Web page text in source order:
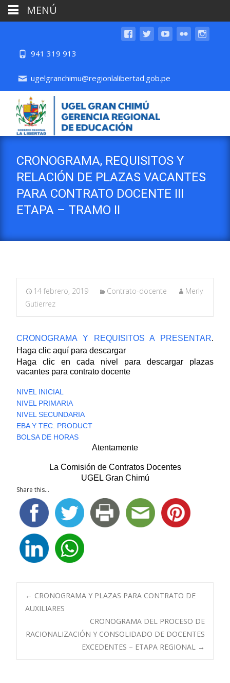
941 319 913
ugelgranchimu@regionlalibertad.gob.pe
CRONOGRAMA, REQUISITOS Y
RELACIÓN DE PLAZAS VACANTES
PARA CONTRATO DOCENTE III
ETAPA – TRAMO II
14 febrero, 2019 Contrato-docente
Merly
Gutierrez
CRONOGRAMA Y REQUISITOS A PRESENTAR.
Haga clic aquí para descargar
Haga clic en cada nivel para descargar plazas
vacantes para contrato docente
NIVEL INICIAL
NIVEL PRIMARIA
NIVEL SECUNDARIA
EBA Y TEC. PRODUCT
BOLSA DE HORAS
Atentamente
La Comisión de Contratos Docentes
UGEL Gran Chimú
Share this...
Navegación
de
entradas
← CRONOGRAMA Y PLAZAS PARA CONTRATO DE
AUXILIARES
CRONOGRAMA DEL PROCESO DE
RACIONALIZACIÓN Y CONSOLIDADO DE DOCENTES
EXCEDENTES – ETAPA REGIONAL →
MENÚ